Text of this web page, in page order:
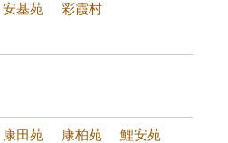
安基苑 彩霞村
康田苑 康柏苑
鯉安苑